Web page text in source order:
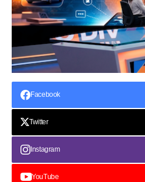
Facebook
Twitter
Instagram
YouTube